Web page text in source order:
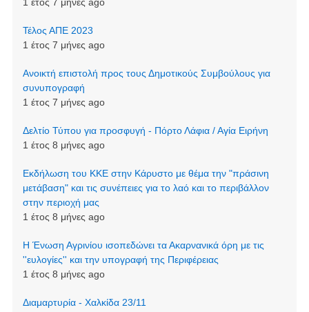
Τέλος ΑΠΕ 2023
1 έτος 7 μήνες ago
Ανοικτή επιστολή προς τους Δημοτικούς Συμβούλους για
συνυπογραφή
1 έτος 7 μήνες ago
Δελτίο Τύπου για προσφυγή - Πόρτο Λάφια / Αγία Ειρήνη
1 έτος 8 μήνες ago
Εκδήλωση του ΚΚΕ στην Κάρυστο με θέμα την "πράσινη
μετάβαση" και τις συνέπειες για το λαό και το περιβάλλον
στην περιοχή μας
1 έτος 8 μήνες ago
Η Ένωση Αγρινίου ισοπεδώνει τα Ακαρνανικά όρη με τις
''ευλογίες'' και την υπογραφή της Περιφέρειας
1 έτος 8 μήνες ago
Διαμαρτυρία - Χαλκίδα 23/11